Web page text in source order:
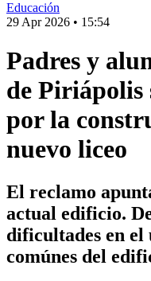
Educación
29 Apr 2026 • 15:54
Padres y
de Piriápolis
por la
nuevo liceo
El reclamo
actual edificio.
dificultades en el
comúnes del